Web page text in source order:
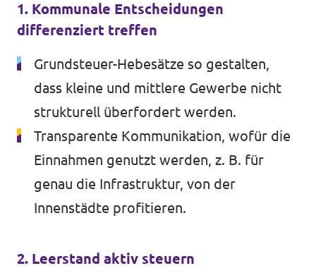
1. Kommunale Entscheidungen
differenziert treffen
Grundsteuer-Hebesätze so gestalten,
dass kleine und mittlere Gewerbe nicht
strukturell überfordert werden.
Transparente Kommunikation, wofür die
Einnahmen genutzt werden, z. B. für
genau die Infrastruktur, von der
Innenstädte profitieren.
2. Leerstand aktiv steuern